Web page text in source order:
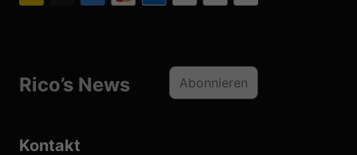
Rico’s News Abonnieren
Kontakt